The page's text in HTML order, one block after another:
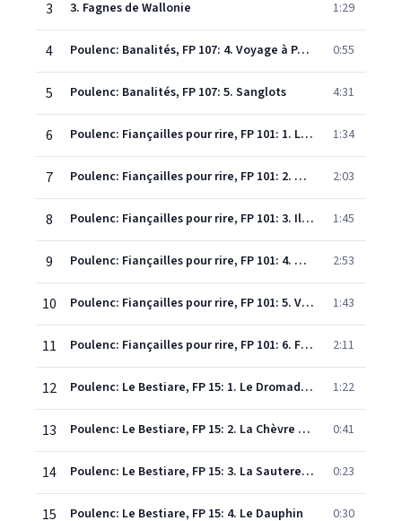
3 3. Fagnes de Wallonie 1:29
4 Poulenc: Banalités, FP 107: 4. Voyage à Paris 0:55
5 Poulenc: Banalités, FP 107: 5. Sanglots 4:31
6 Poulenc: Fiançailles pour rire, FP 101: 1. La Dame d'André 1:34
7 Poulenc: Fiançailles pour rire, FP 101: 2. Dans l'herbe 2:03
8 Poulenc: Fiançailles pour rire, FP 101: 3. Il vole 1:45
9 Poulenc: Fiançailles pour rire, FP 101: 4. Mon cadavre est doux comme un gant 2:53
10 Poulenc: Fiançailles pour rire, FP 101: 5. Violon 1:43
11 Poulenc: Fiançailles pour rire, FP 101: 6. Fleurs 2:11
12 Poulenc: Le Bestiare, FP 15: 1. Le Dromadaire 1:22
13 Poulenc: Le Bestiare, FP 15: 2. La Chèvre du Thibet 0:41
14 Poulenc: Le Bestiare, FP 15: 3. La Sauterelle 0:23
15 Poulenc: Le Bestiare, FP 15: 4. Le Dauphin 0:30